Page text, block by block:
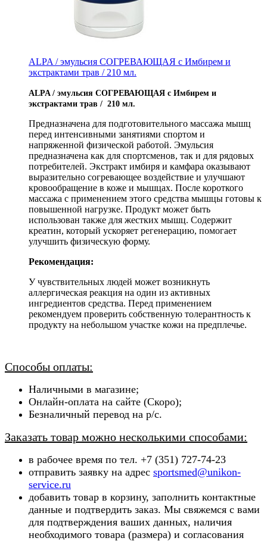
ALPA / эмульсия СОГРЕВАЮЩАЯ с Имбирем и
экстрактами трав / 210 мл.
ALPA / эмульсия СОГРЕВАЮЩАЯ с Имбирем и
экстрактами трав / 210 мл.
Предназначена для подготовительного массажа мышц
перед интенсивными занятиями спортом и
напряженной физической работой. Эмульсия
предназначена как для спортсменов, так и для рядовых
потребителей. Экстракт имбиря и камфара оказывают
выразительно согревающее воздействие и улучшают
кровообращение в коже и мышцах. После короткого
массажа с применением этого средства мышцы готовы к
повышенной нагрузке. Продукт может быть
использован также для жестких мышц. Содержит
креатин, который ускоряет регенерацию, помогает
улучшить физическую форму.
Рекомендация:
У чувствительных людей может возникнуть
аллергическая реакция на один из активных
ингредиентов средства. Перед применением
рекомендуем проверить собственную толерантность к
продукту на небольшом участке кожи на предплечье.
Способы оплаты:
Наличными в магазине;
Онлайн-оплата на сайте (Скоро);
Безналичный перевод на р/с.
Заказать товар можно несколькими способами:
в рабочее время по тел. +7 (351) 727-74-23
отправить заявку на адрес sportsmed@unikon-
service.ru
добавить товар в корзину, заполнить контактные
данные и подтвердить заказ. Мы свяжемся с вами
для подтверждения ваших данных, наличия
необходимого товара (размера) и согласования